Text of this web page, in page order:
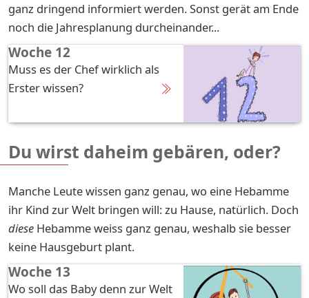
ganz dringend informiert werden. Sonst gerät am Ende
noch die Jahresplanung durcheinander...
Woche 12
Muss es der Chef wirklich als
Erster wissen?
Du wirst daheim gebären, oder?
Manche Leute wissen ganz genau, wo eine Hebamme
ihr Kind zur Welt bringen will: zu Hause, natürlich. Doch
diese Hebamme weiss ganz genau, weshalb sie besser
keine Hausgeburt plant.
Woche 13
Wo soll das Baby denn zur Welt